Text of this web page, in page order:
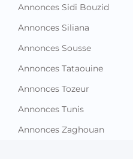
Annonces Sidi Bouzid
Annonces Siliana
Annonces Sousse
Annonces Tataouine
Annonces Tozeur
Annonces Tunis
Annonces Zaghouan